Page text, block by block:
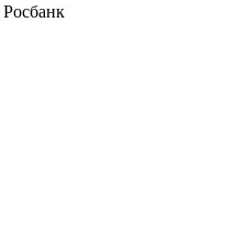
Росбанк